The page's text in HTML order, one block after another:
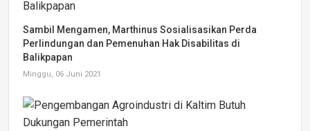
Sambil Mengamen, Marthinus Sosialisasikan Perda
Perlindungan dan Pemenuhan Hak Disabilitas di
Balikpapan
Minggu, 06 Juni 2021